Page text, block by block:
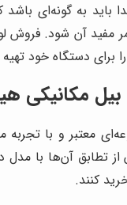
باید به گونه‌ای
آن شود. فروش
برای دستگاه خود تهیه
مکانیکی
معتبر و با
تطابق آن‌ها با
کنند.